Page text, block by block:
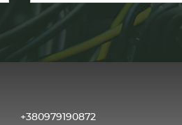
+380979190872